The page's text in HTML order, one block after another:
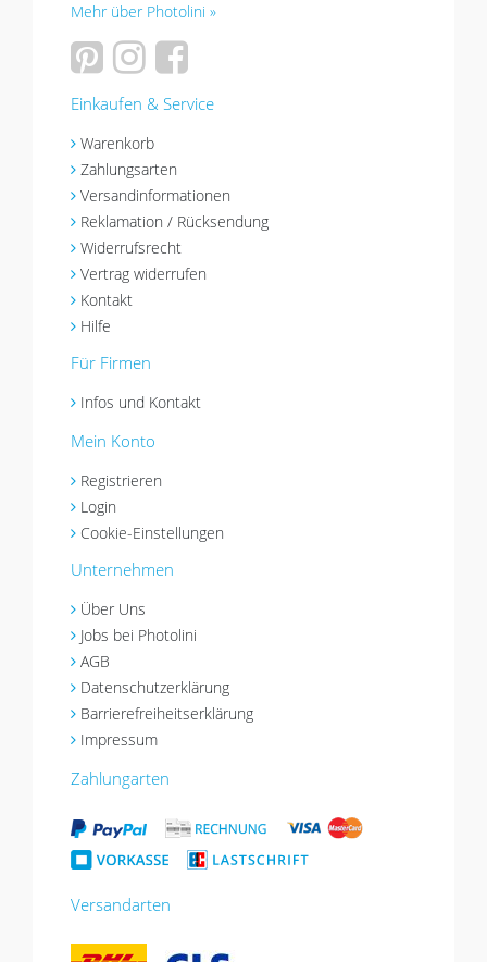
Mehr über Photolini »
Einkaufen & Service
Warenkorb
Zahlungsarten
Versandinformationen
Reklamation / Rücksendung
Widerrufsrecht
Vertrag widerrufen
Kontakt
Hilfe
Für Firmen
Infos und Kontakt
Mein Konto
Registrieren
Login
Cookie-Einstellungen
Unternehmen
Über Uns
Jobs bei Photolini
AGB
Datenschutzerklärung
Barrierefreiheitserklärung
Impressum
Zahlungarten
Versandarten